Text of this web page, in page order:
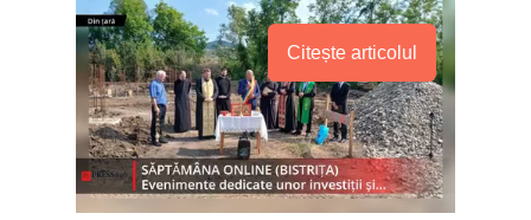
Citește articolul